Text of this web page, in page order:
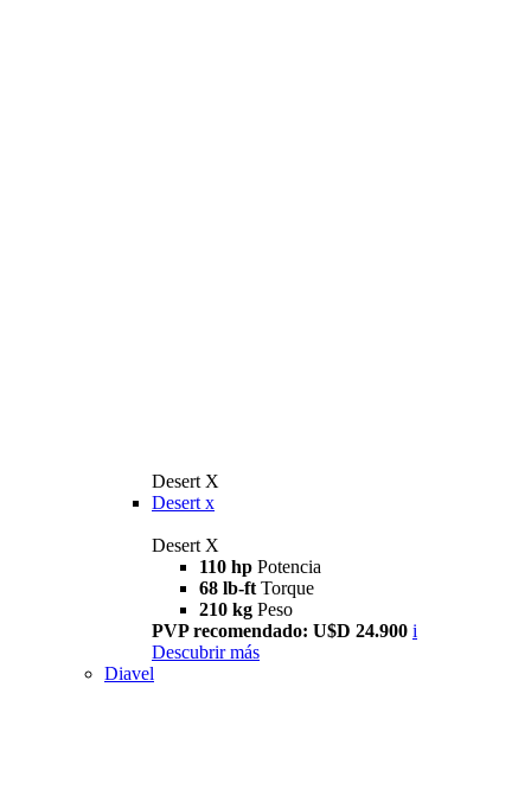
Desert X
Desert x
Desert X
110 hp Potencia
68 lb-ft Torque
210 kg Peso
PVP recomendado: U$D 24.900 i
Descubrir más
Diavel